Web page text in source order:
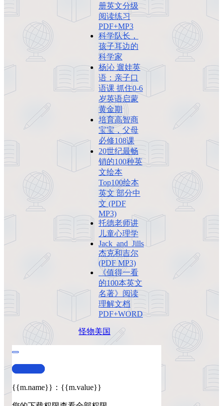
册英文分级
阅读练习
PDF+MP3
科学队长，
孩子耳边的
科学家
杨沁 遛娃英
语：亲子口
语课 抓住0-6
岁英语启蒙
黄金期
培育高智商
宝宝，父母
必修108课
20世纪最畅
销的100种英
文绘本
Top100绘本
英文 部分中
文 (PDF
MP3)
托德老师讲
儿童心理学
Jack_and_Jills
杰克和吉尔
(PDF MP3)
《值得一看
的100本英文
名著》阅读
理解文档
PDF+WORD
怪物美国
查看演示
{{m.name}} ： {{m.value}}